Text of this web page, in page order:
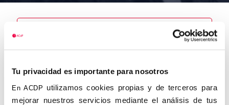
Tu privacidad es importante para nosotros
En ACDP utilizamos cookies propias y de terceros para
mejorar nuestros servicios mediante el análisis de tus
Plaza
Escarpa,
Carlos